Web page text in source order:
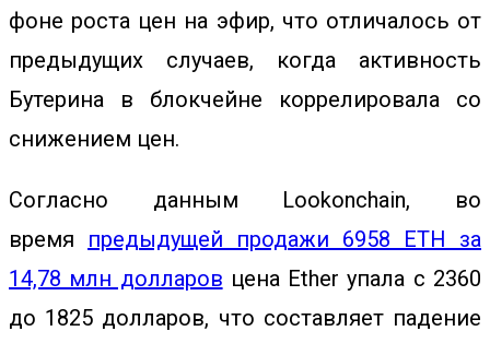
фоне роста цен на эфир, что отличалось от
предыдущих случаев, когда активность
Бутерина в блокчейне коррелировала со
снижением цен.
Согласно данным Lookonchain, во
время предыдущей продажи 6958 ETH за
14,78 млн долларов цена Ether упала с 2360
до 1825 долларов, что составляет падение